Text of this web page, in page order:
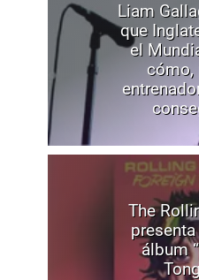
Liam
que
el
cómo,
The
álbum